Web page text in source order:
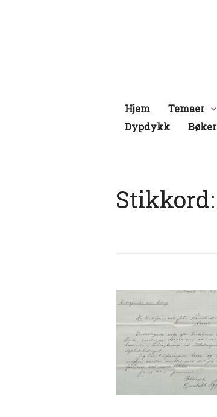
Hjem Temaer
Dypdykk
Bøker
Stikkord: